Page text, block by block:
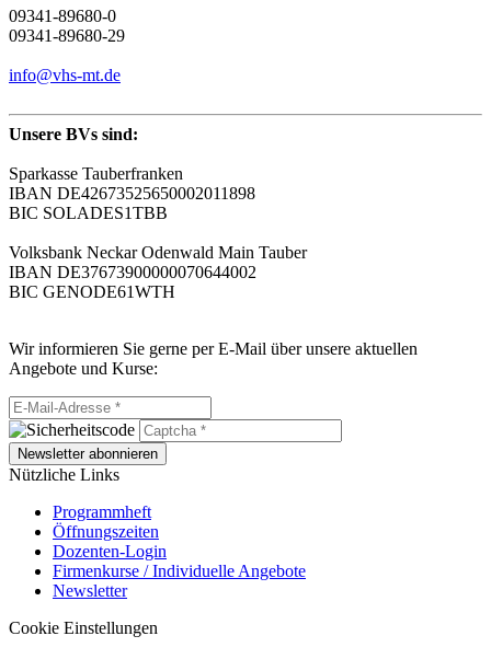
09341-89680-0
09341-89680-29
info@vhs-mt.de
Unsere BVs sind:
Sparkasse Tauberfranken
IBAN DE42673525650002011898
BIC SOLADES1TBB
Volksbank Neckar Odenwald Main Tauber
IBAN DE37673900000070644002
BIC GENODE61WTH
Wir informieren Sie gerne per E-Mail über unsere aktuellen
Angebote und Kurse:
Newsletter abonnieren
Nützliche Links
Programmheft
Öffnungszeiten
Dozenten-Login
Firmenkurse / Individuelle Angebote
Newsletter
Cookie Einstellungen